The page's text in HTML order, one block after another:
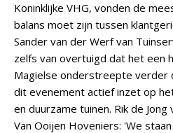
Koninklijke VHG, vonden de
balans moet zijn tussen
Sander van der Werf van
zelfs van overtuigd dat het een
Magielse onderstreepte verder
dit evenement actief inzet op
en duurzame tuinen. Rik de Jong
Van Ooijen Hoveniers: 'We